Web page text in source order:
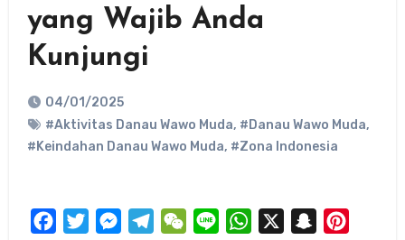
yang Wajib Anda
Kunjungi
04/01/2025
#Aktivitas Danau Wawo Muda, #Danau Wawo Muda,
#Keindahan Danau Wawo Muda, #Zona Indonesia
FacebookTwitterMessengerTelegramWeChat
Line WhatsApp Snapchat